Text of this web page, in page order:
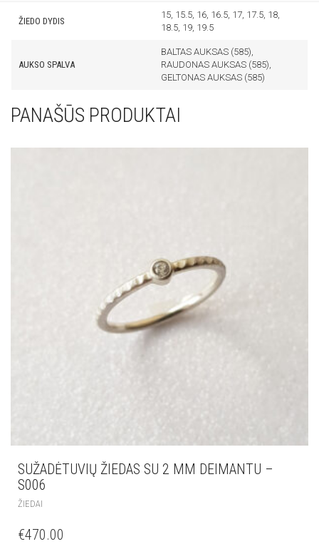
ŽIEDO DYDIS
15, 15.5, 16, 16.5, 17, 17.5, 18,
18.5, 19, 19.5
AUKSO SPALVA
BALTAS AUKSAS (585),
RAUDONAS AUKSAS (585),
GELTONAS AUKSAS (585)
PANAŠŪS PRODUKTAI
SUŽADĖTUVIŲ ŽIEDAS SU 2 MM DEIMANTU –
S006
ŽIEDAI
€470.00